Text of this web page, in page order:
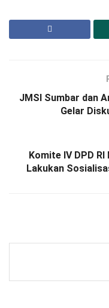
JMSI Sumbar dan
Gelar
Komite IV DPD
Lakukan